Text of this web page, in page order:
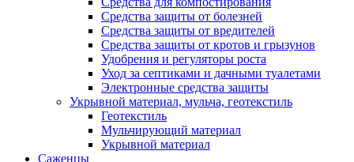
Средства защиты от болезней
Средства защиты от вредителей
Средства защиты от кротов и грызунов
Удобрения и регуляторы роста
Уход за септиками и дачными туалетами
Электронные средства защиты
Укрывной материал, мульча, геотекстиль
Геотекстиль
Мульчирующий материал
Укрывной материал
Саженцы